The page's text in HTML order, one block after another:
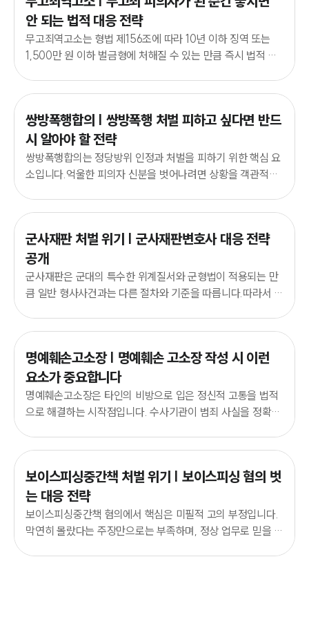
안 되는 법적 대응 전략
무고죄역고소는 형법 제156조에 따라 10년 이하 징역 또는
1,500만 원 이하 벌금형에 처해질 수 있는 만큼 즉시 법적 대
쌍방폭행합의 | 쌍방폭행 처벌 피하고 싶다면 반드
시 알아야 할 전략
쌍방폭행합의는 정당방위 인정과 처벌을 피하기 위한 핵심 요
소입니다.억울한 피의자 신분을 벗어나려면 상황을 객관적으
군사재판 처벌 위기 | 군사재판변호사 대응 전략
공개
군사재판은 군대의 특수한 위계질서와 군형법이 적용되는 만
큼 일반 형사사건과는 다른 절차와 기준을 따릅니다.따라서 군
명예훼손고소장 | 명예훼손 고소장 작성 시 이런
요소가 중요합니다
명예훼손고소장은 타인의 비방으로 입은 정신적 고통을 법적
으로 해결하는 시작점입니다. 수사기관이 범죄 사실을 정확히
보이스피싱중간책 처벌 위기 | 보이스피싱 혐의 벗
는 대응 전략
보이스피싱중간책 혐의에서 핵심은 미필적 고의 부정입니다.
막연히 몰랐다는 주장만으로는 부족하며, 정상 업무로 믿을 수